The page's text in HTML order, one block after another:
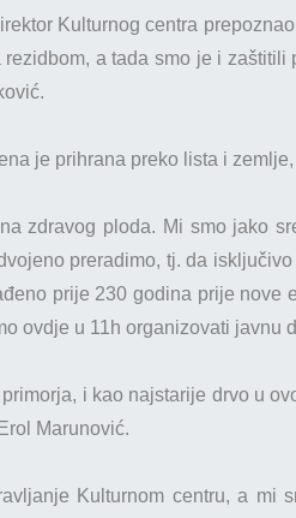
Kulturnog centra
a tada smo je i
je prihrana preko lista i
zdravog ploda. Mi smo jako
preradimo, tj. da
prije 230 godina prije
ovdje u 11h organizovati javnu
i kao najstarije drvo u
Marunović.
Kulturnom centru, a